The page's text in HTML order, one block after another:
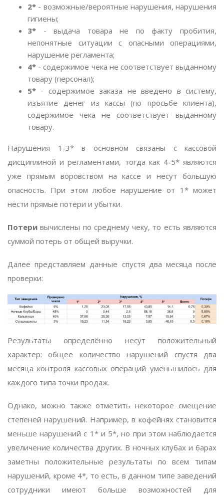
2* - возможные/вероятные нарушения, нарушения
гигиены;
3* - выдача товара не по факту пробития,
непонятные ситуации с опасными операциями,
нарушение регламента;
4* - содержимое чека не соответствует выданному
товару (персонал);
5* - содержимое заказа не введено в систему,
изъятие денег из кассы (по просьбе клиента),
содержимое чека не соответствует выданному
товару.
Нарушения 1-3* в основном связаны с кассовой
дисциплиной и регламентами, тогда как 4-5* являются
уже прямым воровством на кассе и несут большую
опасность. При этом любое нарушение от 1* может
нести прямые потери и убытки.
Потеривычислены по среднему чеку, то есть являются
суммой потерь от общей выручки.
Далее представляем данные спустя два месяца после
проверки:
Результаты определённо несут положительный
характер: общее количество нарушений спустя два
месяца контроля кассовых операций уменьшилось для
каждого типа точки продаж.
Однако, можно также отметить некоторое смещение
степеней нарушений. Например, в кофейнях становится
меньше нарушений с 1* и 5*, но при этом наблюдается
увеличение количества других. В ночных клубах и барах
заметны положительные результаты по всем типам
нарушений, кроме 4*, то есть, в данном типе заведений
сотрудники имеют больше возможностей для